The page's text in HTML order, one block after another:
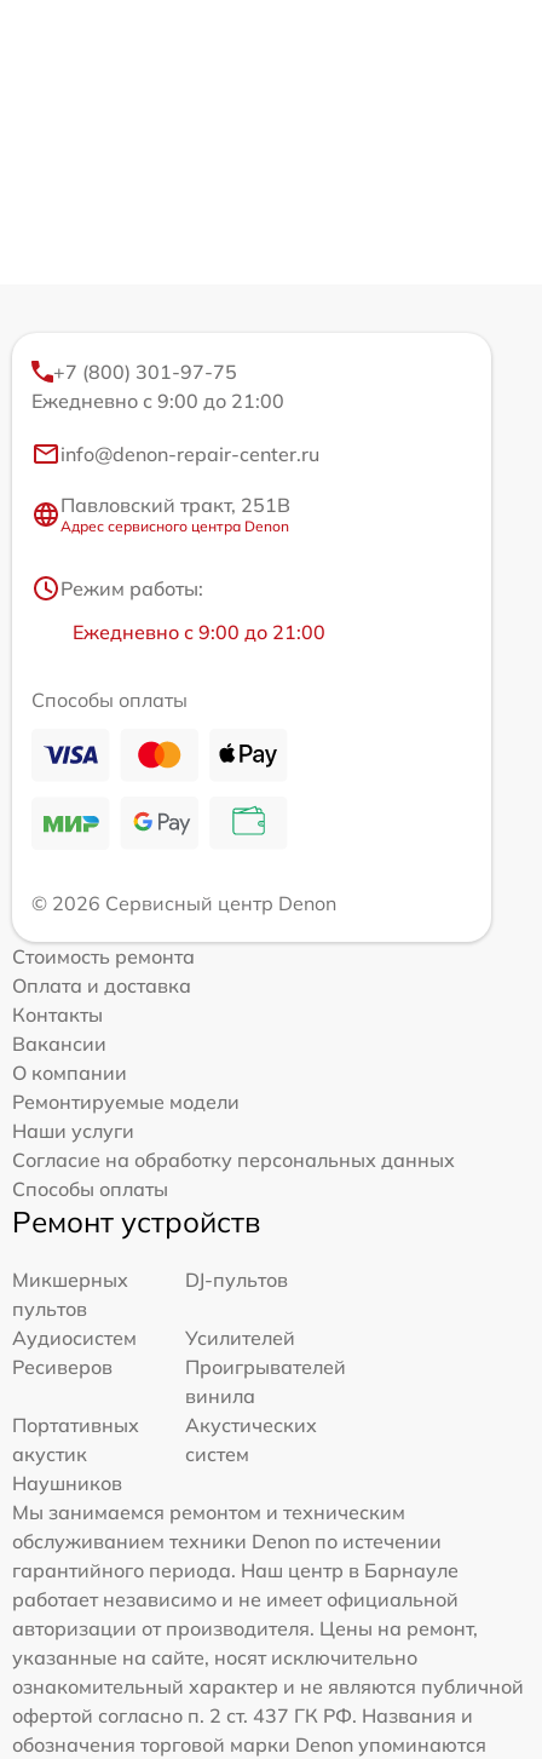
+7 (800) 301-97-75
Ежедневно с 9:00 до 21:00
info@denon-repair-center.ru
Павловский тракт, 251В
Адрес сервисного центра Denon
Режим работы:
Ежедневно с 9:00 до 21:00
Способы оплаты
© 2026 Сервисный центр Denon
Стоимость ремонта
Оплата и доставка
Контакты
Вакансии
О компании
Ремонтируемые модели
Наши услуги
Согласие на обработку персональных данных
Способы оплаты
Ремонт устройств
Микшерных
пультов
DJ-пультов
Аудиосистем
Усилителей
Ресиверов
Проигрывателей
винила
Портативных
акустик
Акустических
систем
Наушников
Мы занимаемся ремонтом и техническим
обслуживанием техники Denon по истечении
гарантийного периода. Наш центр в Барнауле
работает независимо и не имеет официальной
авторизации от производителя. Цены на ремонт,
указанные на сайте, носят исключительно
ознакомительный характер и не являются публичной
офертой согласно п. 2 ст. 437 ГК РФ. Названия и
обозначения торговой марки Denon упоминаются